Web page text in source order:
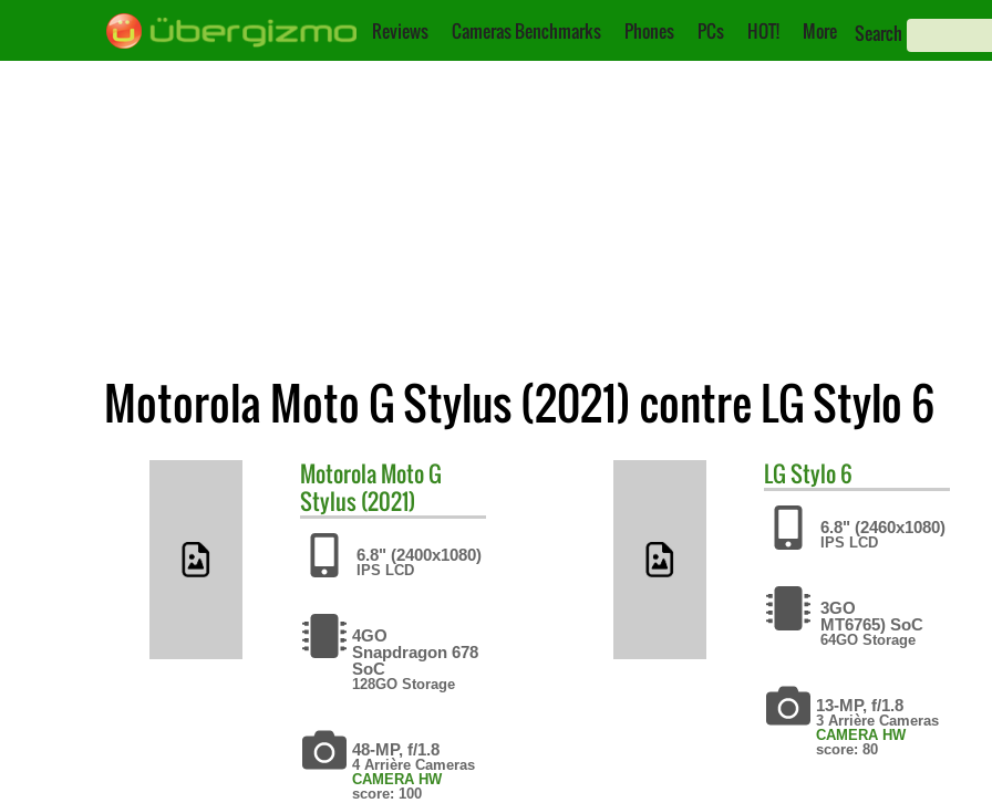
Reviews Cameras Benchmarks Phones PCs HOT! More Search
Motorola Moto G Stylus (2021) contre LG Stylo 6
MotorolaMoto G
Stylus (2021)
6.8" (2400x1080)
IPS LCD
4GO
Snapdragon 678
SoC
128GO Storage
48-MP, f/1.8
4 Arrière Cameras
CAMERA HW
score: 100
LGStylo 6
6.8" (2460x1080)
IPS LCD
3GO
MT6765) SoC
64GO Storage
13-MP, f/1.8
3 Arrière Cameras
CAMERA HW
score: 80